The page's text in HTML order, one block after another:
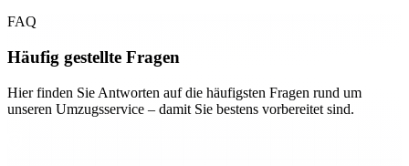
FAQ
Häufig gestellte Fragen
Hier finden Sie Antworten auf die häufigsten Fragen rund um
unseren Umzugsservice – damit Sie bestens vorbereitet sind.